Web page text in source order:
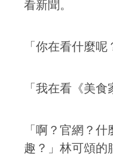
看新聞。
「你在看什麼呢
「我在看《美食
「啊？官網？
趣？」林可頌的